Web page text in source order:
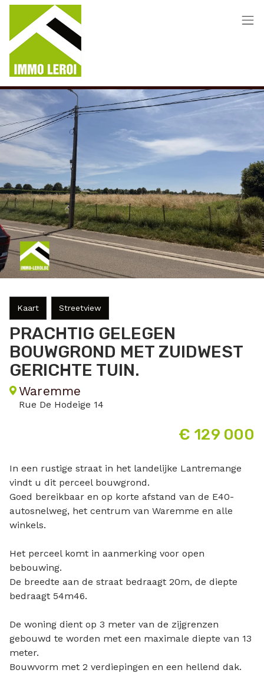
Menu overslaan en naar de inhoud gaan
PRACHTIG GELEGEN
BOUWGROND MET ZUIDWEST
GERICHTE TUIN.
Waremme
Rue De Hodeige 14
€ 129 000
Kaart Streetview
In een rustige straat in het landelijke Lantremange
vindt u dit perceel bouwgrond.
Goed bereikbaar en op korte afstand van de E40-
autosnelweg, het centrum van Waremme en alle
winkels.
Het perceel komt in aanmerking voor open
bebouwing.
De breedte aan de straat bedraagt 20m, de diepte
bedraagt 54m46.
De woning dient op 3 meter van de zijgrenzen
gebouwd te worden met een maximale diepte van 13
meter.
Bouwvorm met 2 verdiepingen en een hellend dak.